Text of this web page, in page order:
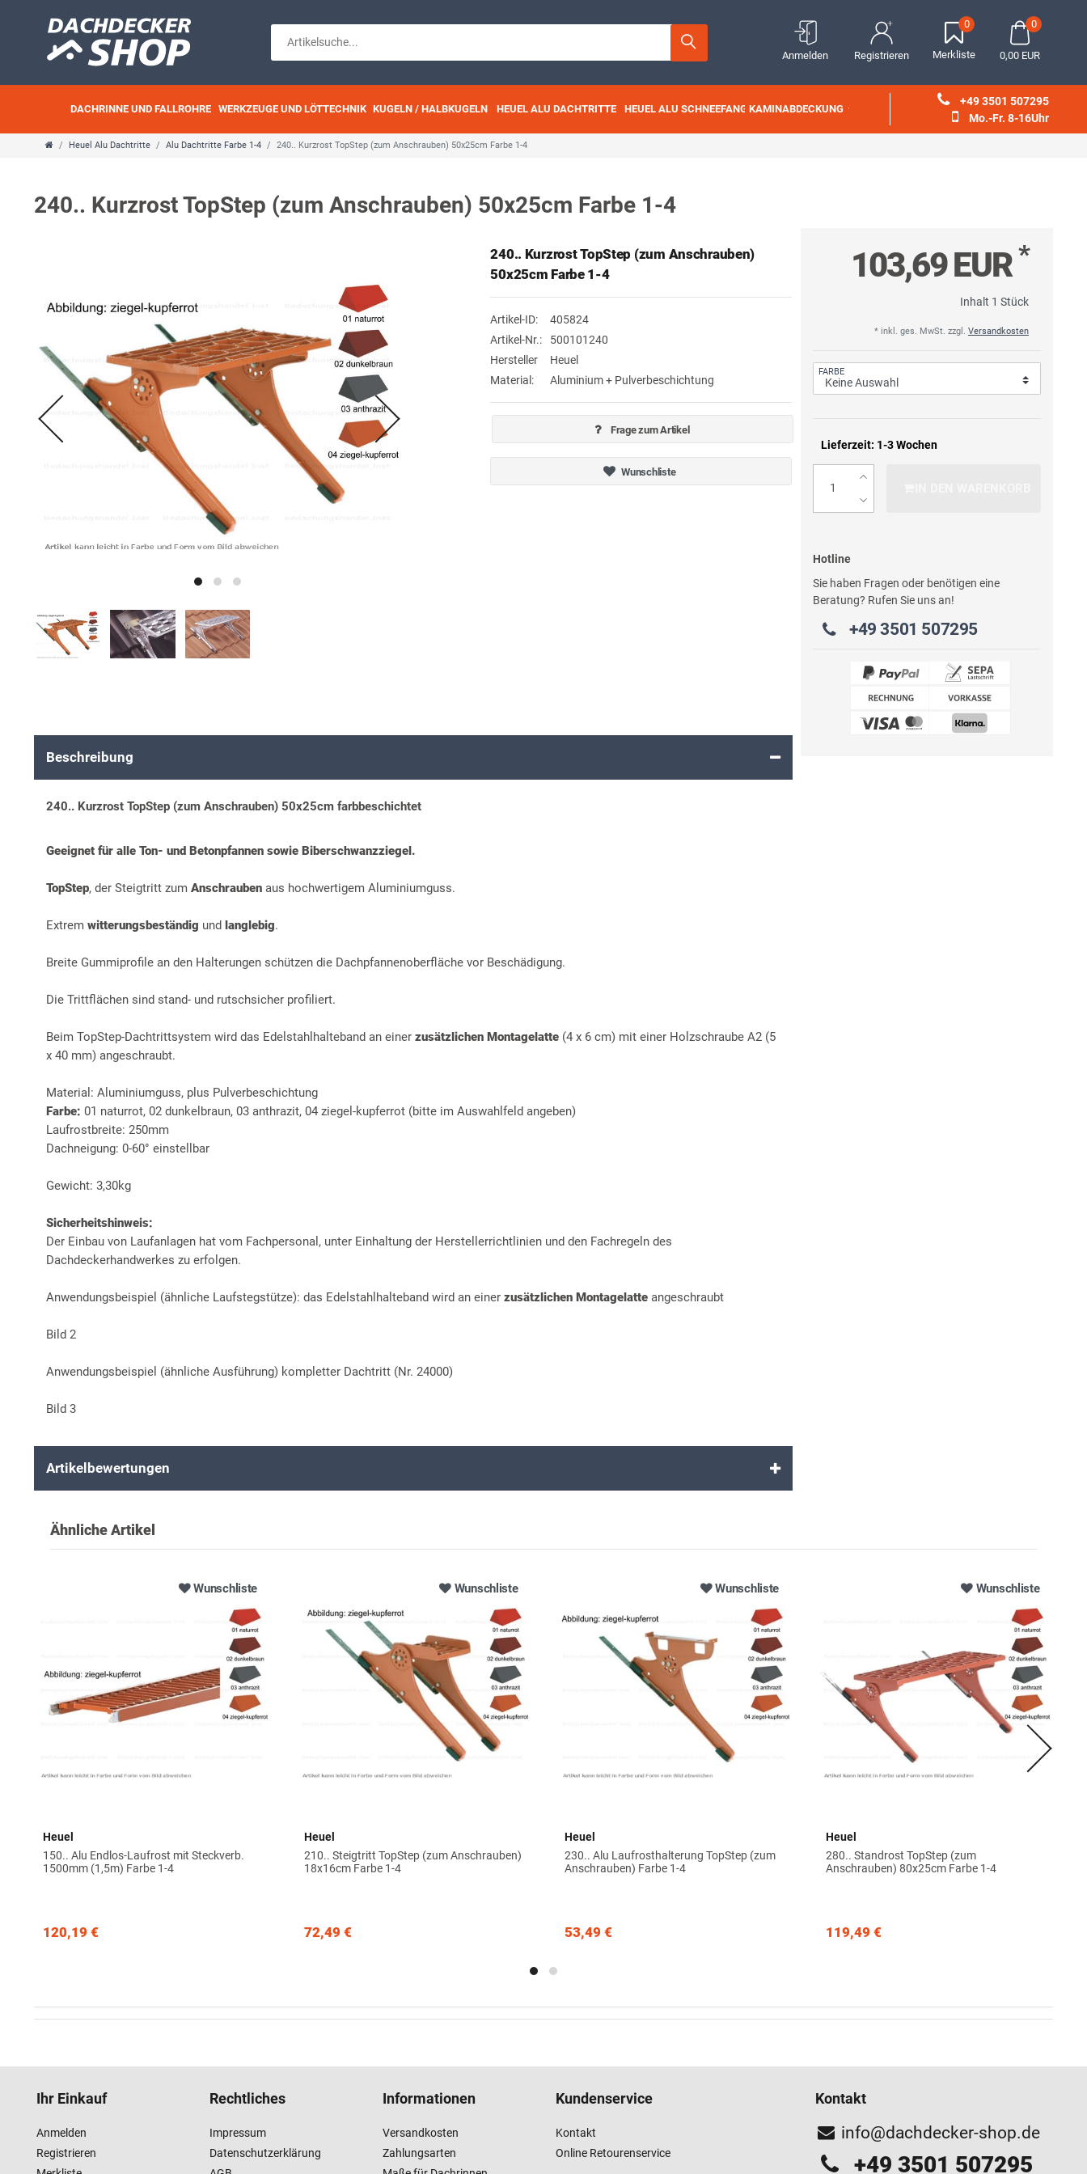
Anmelden Registrieren
0
Merkliste
0
0,00 EUR
DACHRINNE UND FALLROHRE WERKZEUGE UND LÖTTECHNIK KUGELN / HALBKUGELN HEUEL ALU DACHTRITTE HEUEL ALU SCHNEEFANG KAMINABDECKUNG
+49 3501 507295
Mo.-Fr. 8-16Uhr
Heuel Alu Dachtritte Alu Dachtritte Farbe 1-4 240.. Kurzrost TopStep (zum Anschrauben) 50x25cm Farbe 1-4
240.. Kurzrost TopStep (zum Anschrauben) 50x25cm Farbe 1-4
103,69 EUR*
Inhalt 1 Stück
* inkl. ges. MwSt. zzgl. Versandkosten
FARBE
Lieferzeit: 1-3 Wochen
Hotline
Sie haben Fragen oder benötigen eine
Beratung? Rufen Sie uns an!
+49 3501 507295
240.. Kurzrost TopStep (zum Anschrauben)
50x25cm Farbe 1-4
Artikel-ID:
405824
Artikel-Nr.:
500101240
Hersteller
Heuel
Material:
Aluminium + Pulverbeschichtung
Frage zum Artikel
Wunschliste
Beschreibung
240.. Kurzrost TopStep (zum Anschrauben) 50x25cm farbbeschichtet
Geeignet für alle Ton- und Betonpfannen sowie Biberschwanzziegel.
TopStep, der Steigtritt zum Anschrauben aus hochwertigem Aluminiumguss.
Extrem witterungsbeständig und langlebig.
Breite Gummiprofile an den Halterungen schützen die Dachpfannenoberfläche vor Beschädigung.
Die Trittflächen sind stand- und rutschsicher profiliert.
Beim TopStep-Dachtrittsystem wird das Edelstahlhalteband an einer zusätzlichen Montagelatte (4 x 6 cm) mit einer Holzschraube A2 (5
x 40 mm) angeschraubt.
Material: Aluminiumguss, plus Pulverbeschichtung
Farbe: 01 naturrot, 02 dunkelbraun, 03 anthrazit, 04 ziegel-kupferrot (bitte im Auswahlfeld angeben)
Laufrostbreite: 250mm
Dachneigung: 0-60° einstellbar
Gewicht: 3,30kg
Sicherheitshinweis:
Der Einbau von Laufanlagen hat vom Fachpersonal, unter Einhaltung der Herstellerrichtlinien und den Fachregeln des
Dachdeckerhandwerkes zu erfolgen.
Anwendungsbeispiel (ähnliche Laufstegstütze): das Edelstahlhalteband wird an einer zusätzlichen Montagelatte angeschraubt
Bild 2
Anwendungsbeispiel (ähnliche Ausführung) kompletter Dachtritt (Nr. 24000)
Bild 3
Artikelbewertungen
Ähnliche Artikel
Wunschliste
Heuel
150.. Alu Endlos-Laufrost mit Steckverb.
1500mm (1,5m) Farbe 1-4
120,19 €
Wunschliste
Heuel
210.. Steigtritt TopStep (zum Anschrauben)
18x16cm Farbe 1-4
72,49 €
Wunschliste
Heuel
230.. Alu Laufrosthalterung TopStep (zum
Anschrauben) Farbe 1-4
53,49 €
Wunschliste
Heuel
280.. Standrost TopStep (zum
Anschrauben) 80x25cm Farbe 1-4
119,49 €
Ihr Einkauf
Anmelden
Registrieren
Rechtliches
Impressum
Datenschutzerklärung
Informationen
Versandkosten
Zahlungsarten
Kundenservice
Kontakt
Online Retourenservice
Kontakt
info@dachdecker-shop.de
+49 3501 507295